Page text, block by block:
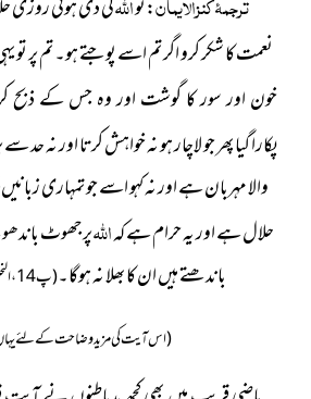
:تو کی دی ہوئی روزی
نعمت کا شکر کرو اگر تم اسے پوجتے ہو۔ تم پر تو
خون اور سور کا گوشت اور وہ جس کے
پکارا گیا پھر جو لاچار ہو نہ خواہش کرتا اور نہ
والا مہربان ہے اور نہ کہو اسے جو تمہاری
حلال ہے اور یہ حرام ہے کہاللہپر جھوٹ
باندھتے ہیں ان کا بھلا نہ ہوگا۔(پ14، النحل:114تا116)
(اس آیت کی مزید وضاحت کے لئے